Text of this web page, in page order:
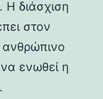
διάσχιση
στον
ανθρώπινο
ενωθεί η